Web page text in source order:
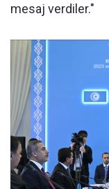
mesaj verdiler."